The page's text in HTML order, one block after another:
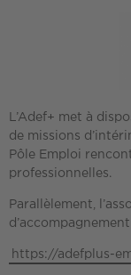
L’Adef+ met à
de missions
Pôle Emploi
professionnelles.
Parallèlement,
https://adefplus-